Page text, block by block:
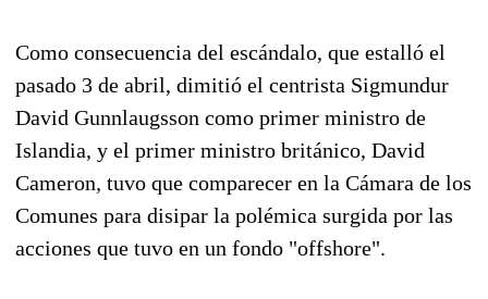
Como consecuencia del escándalo, que estalló el
pasado 3 de abril, dimitió el centrista Sigmundur
David Gunnlaugsson como primer ministro de
Islandia, y el primer ministro británico, David
Cameron, tuvo que comparecer en la Cámara de los
Comunes para disipar la polémica surgida por las
acciones que tuvo en un fondo "offshore".